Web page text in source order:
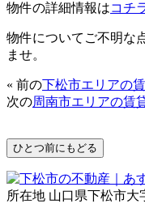
物件の詳細情報はコチ
物件についてご不明な
ませ。
« 前の 下松市エリアの
次の周南市エリアの賃
所在地 山口県下松市大